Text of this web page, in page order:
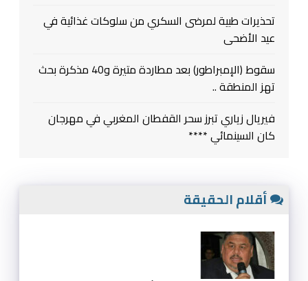
تحذيرات طبية لمرضى السكري من سلوكات غذائية في
عيد الأضحى
سقوط (الإمبراطور) بعد مطاردة متيرة و40 مذكرة بحث
تهز المنطقة ..
فيريال زياري تبرز سحر القفطان المغربي في مهرجان
كان السينمائي ****
أقلام الحقيقة